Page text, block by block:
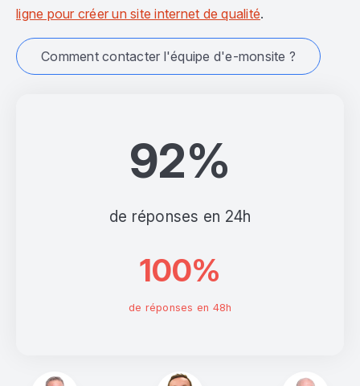
92%
de réponses en 24h
100%
de réponses en 48h
ligne pour créer un site internet de qualité.
Comment contacter l'équipe d'e-monsite ?